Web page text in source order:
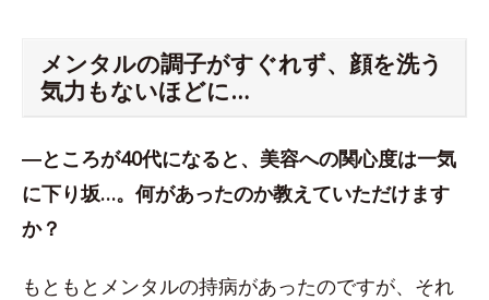
メンタルの調子がすぐれず、顔を洗う
気力もないほどに…
―ところが40代になると、美容への関心度は一気
に下り坂…。何があったのか教えていただけます
か？
もともとメンタルの持病があったのですが、それ